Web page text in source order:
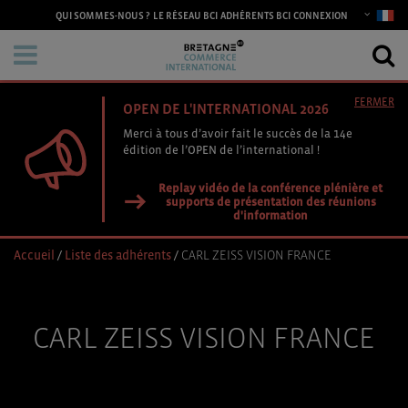
QUI SOMMES-NOUS ? LE RÉSEAU BCI ADHÉRENTS BCI CONNEXION
OPEN DE L'INTERNATIONAL 2026
Merci à tous d’avoir fait le succès de la 14e
édition de l’OPEN de l’international !
Replay vidéo de la conférence plénière et
supports de présentation des réunions
d'information
FERMER
Accueil / Liste des adhérents/ CARL ZEISS VISION FRANCE
CARL ZEISS VISION FRANCE